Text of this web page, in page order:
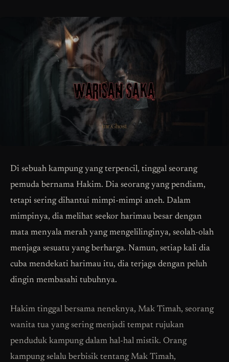
Di sebuah kampung yang terpencil, tinggal seorang
pemuda bernama Hakim. Dia seorang yang pendiam,
tetapi sering dihantui mimpi-mimpi aneh. Dalam
mimpinya, dia melihat seekor harimau besar dengan
mata menyala merah yang mengelilinginya, seolah-olah
menjaga sesuatu yang berharga. Namun, setiap kali dia
cuba mendekati harimau itu, dia terjaga dengan peluh
dingin membasahi tubuhnya.
Hakim tinggal bersama neneknya, Mak Timah, seorang
wanita tua yang sering menjadi tempat rujukan
penduduk kampung dalam hal-hal mistik. Orang
kampung selalu berbisik tentang Mak Timah,